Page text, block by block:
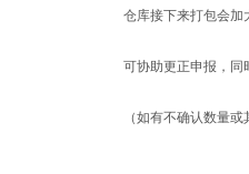
仓库接下来打包会加
可协助更正申报，同
（如有不确认数量